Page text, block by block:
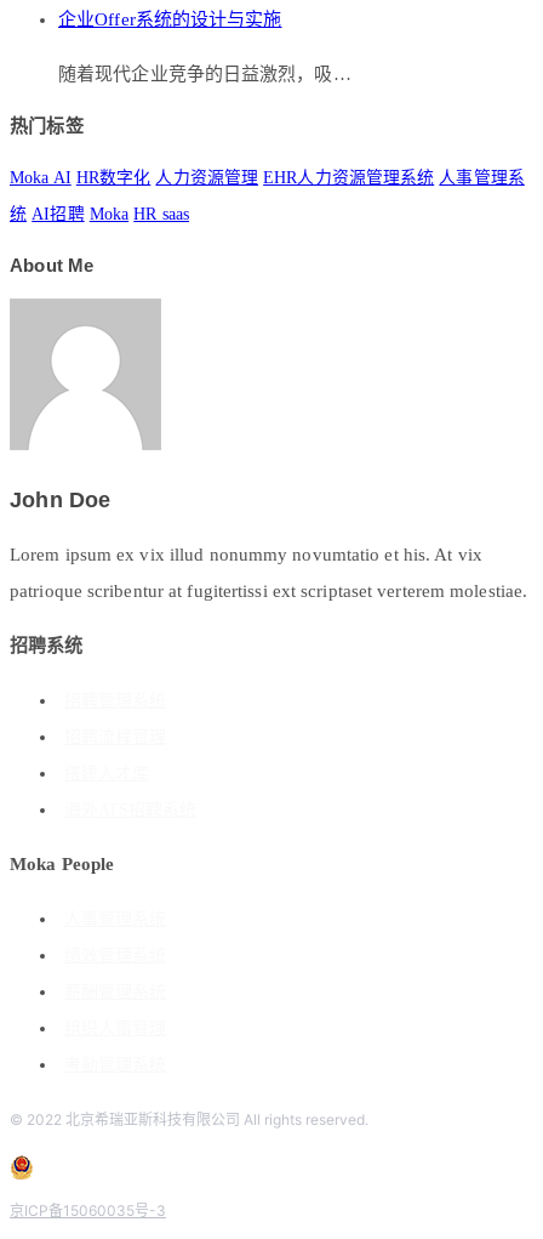
企业Offer系统的设计与实施
随着现代企业竞争的日益激烈，吸…
热门标签
Moka AI HR数字化 人力资源管理 EHR人力资源管理系统 人事管理系
统 AI招聘 Moka HR saas
About Me
John Doe
Lorem ipsum ex vix illud nonummy novumtatio et his. At vix
patrioque scribentur at fugitertissi ext scriptaset verterem molestiae.
招聘系统
Moka People
© 2022 北京希瑞亚斯科技有限公司 All rights reserved.
京ICP备15060035号-3